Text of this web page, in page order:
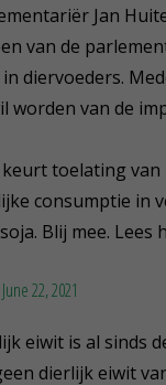
Jan
van de
diervoeders.
worden van de
toelating
consumptie in
Blij mee. Lees
June 22, 2021
eiwit is al sinds
dierlijk eiwit